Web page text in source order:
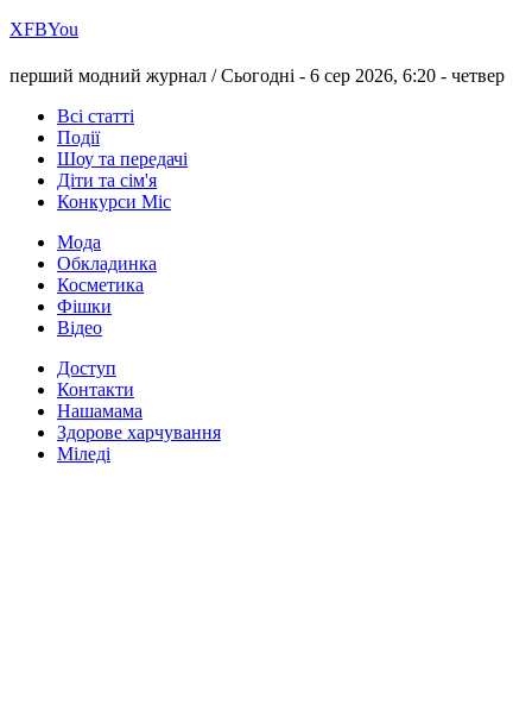
ХFBYou
перший модний журнал /Сьогодні - 6 сер 2026, 6:20 - четвер
Всі статті
Події
Шоу та передачі
Діти та сім'я
Конкурси Міс
Мода
Обкладинка
Косметика
Фішки
Відео
Доступ
Контакти
Нашамама
Здорове харчування
Міледі